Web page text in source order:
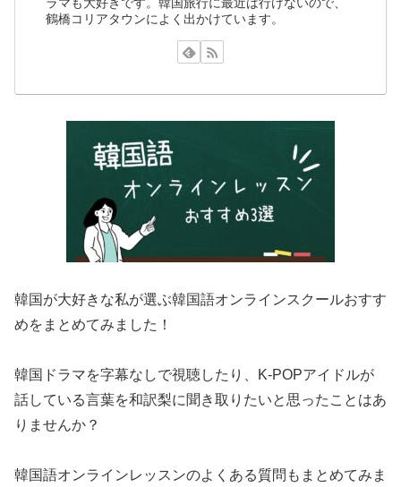
鶴橋コリアタウンによく出かけています。
韓国が大好きな私が選ぶ韓国語オンラインスクールおすす
めをまとめてみました！
韓国ドラマを字幕なしで視聴したり、K-POPアイドルが
話している言葉を和訳梨に聞き取りたいと思ったことはあ
りませんか？
韓国語オンラインレッスンのよくある質問もまとめてみま